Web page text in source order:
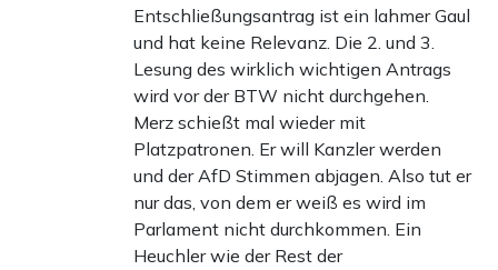
Entschließungsantrag ist ein lahmer Gaul
und hat keine Relevanz. Die 2. und 3.
Lesung des wirklich wichtigen Antrags
wird vor der BTW nicht durchgehen.
Merz schießt mal wieder mit
Platzpatronen. Er will Kanzler werden
und der AfD Stimmen abjagen. Also tut er
nur das, von dem er weiß es wird im
Parlament nicht durchkommen. Ein
Heuchler wie der Rest der